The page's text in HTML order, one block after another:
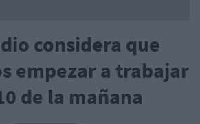
considera que
empezar a trabajar
de la mañana